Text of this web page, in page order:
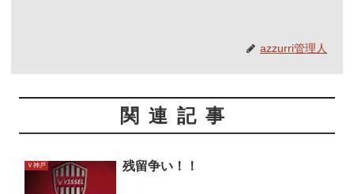
azzurri管理人
関連記事
Ｖ神戸 残留争い！！